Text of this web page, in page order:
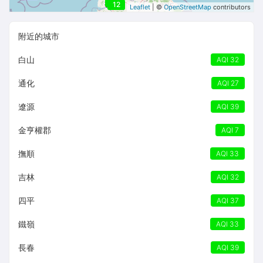
12 Leaflet | ©OpenStreetMap contributors
附近的城市
白山 AQI 32
通化 AQI 27
遼源 AQI 39
金亨權郡 AQI 7
撫順 AQI 33
吉林 AQI 32
四平 AQI 37
鐵嶺 AQI 33
長春 AQI 39